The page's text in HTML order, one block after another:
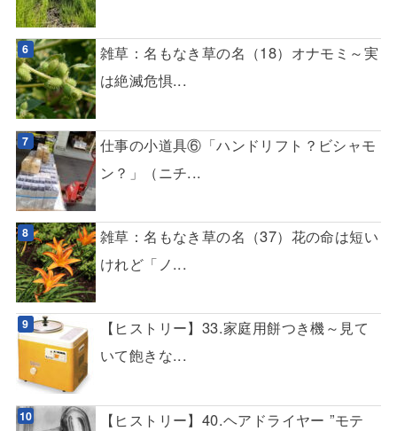
雑草：名もなき草の名（18）オナモミ～実
は絶滅危惧...
仕事の小道具⑥「ハンドリフト？ビシャモ
ン？」（ニチ...
雑草：名もなき草の名（37）花の命は短い
けれど「ノ...
【ヒストリー】33.家庭用餅つき機～見て
いて飽きな...
【ヒストリー】40.ヘアドライヤー ”モテ